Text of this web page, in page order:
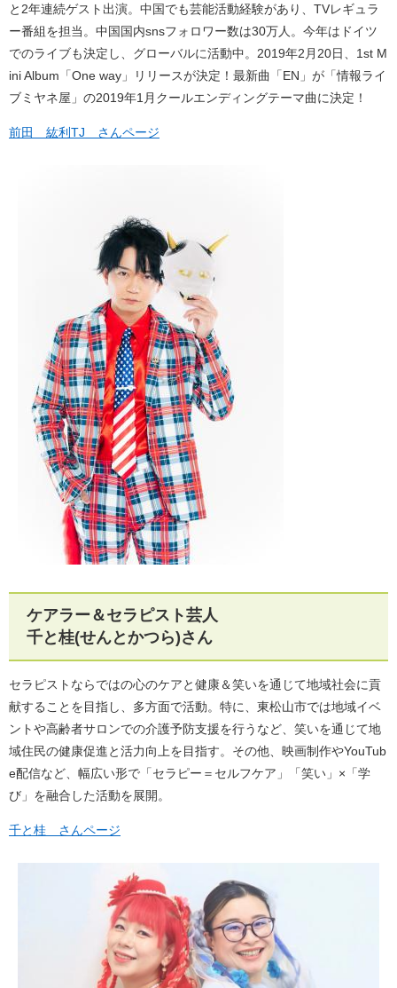
と2年連続ゲスト出演。中国でも芸能活動経験があり、TVレギュラ
ー番組を担当。中国国内snsフォロワー数は30万人。今年はドイツ
でのライブも決定し、グローバルに活動中。2019年2月20日、1st M
ini Album「One way」リリースが決定！最新曲「EN」が「情報ライ
ブミヤネ屋」の2019年1月クールエンディングテーマ曲に決定！
前田 紘利TJ さんページ
ケアラー＆セラピスト芸人
千と桂(せんとかつら)さん
セラピストならではの心のケアと健康＆笑いを通じて地域社会に貢
献することを目指し、多方面で活動。特に、東松山市では地域イベ
ントや高齢者サロンでの介護予防支援を行うなど、笑いを通じて地
域住民の健康促進と活力向上を目指す。その他、映画制作やYouTub
e配信など、幅広い形で「セラピー＝セルフケア」「笑い」×「学
び」を融合した活動を展開。
千と桂 さんページ